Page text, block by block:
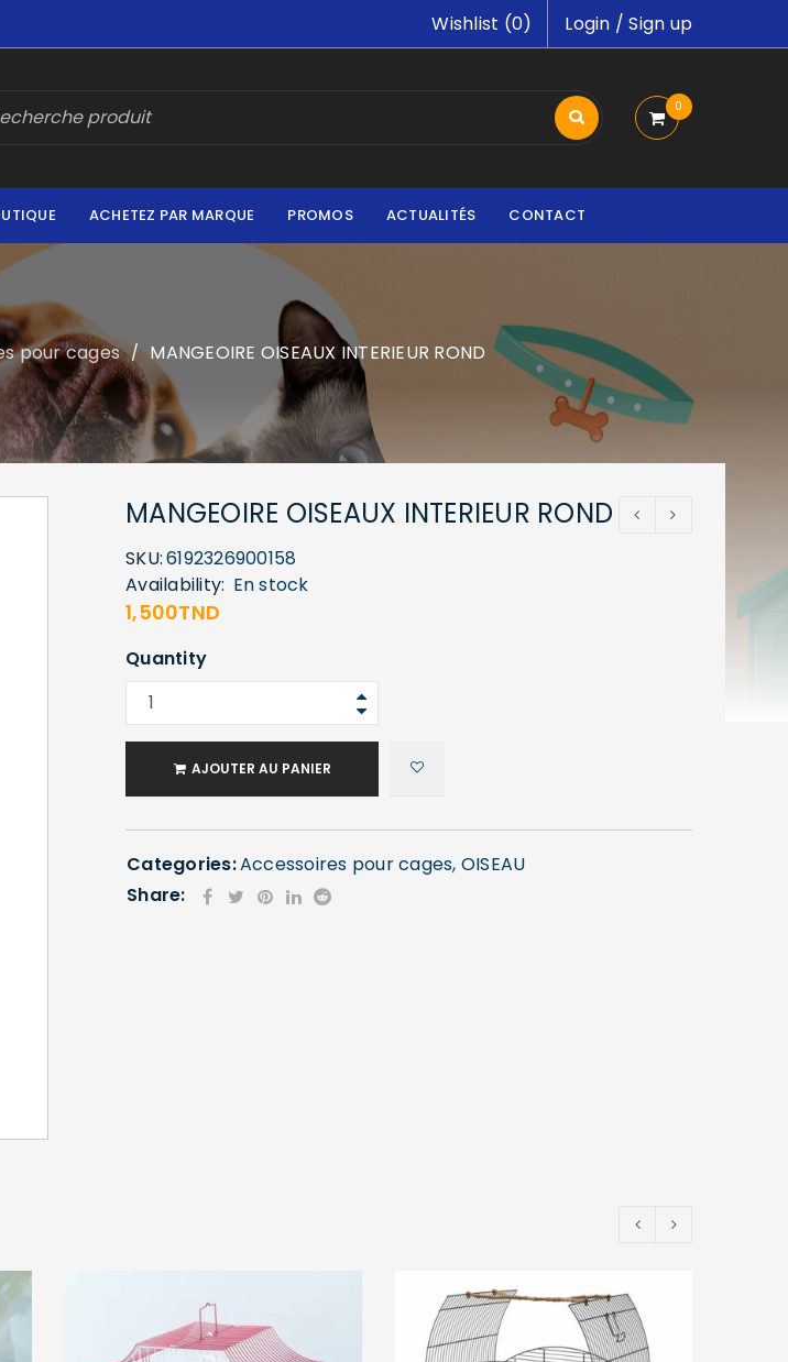
Login /Sign up
Wishlist (0)
0
ACHETEZ PAR MARQUE PROMOS ACTUALITÉS CONTACT
pour cages / MANGEOIRE OISEAUX INTERIEUR ROND
MANGEOIRE OISEAUX INTERIEUR ROND
SKU:6192326900158
Availability: En stock
1,500TND
Quantity
AJOUTER AU PANIER
Categories:Accessoires pour cages, OISEAU
Share: